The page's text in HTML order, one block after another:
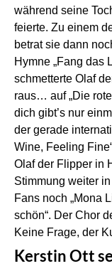
während seine
feierte. Zu einem
betrat sie dann
Hymne „Fang das
schmetterte Olaf
raus… auf „Die
dich gibt’s nur
der gerade
Wine, Feeling
Olaf der Flipper in
Stimmung weiter
Fans noch „Mona
schön“. Der Chor
Keine Frage, der
Kerstin Ott